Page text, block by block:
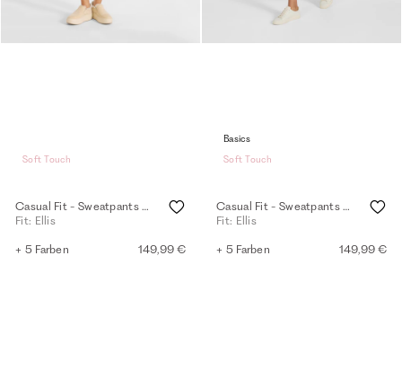
Soft Touch
Casual Fit - Sweatpants - mink
Fit: Ellis
+ 5 Farben 149,99 €
Basics
Soft Touch
Casual Fit - Sweatpants - black
Fit: Ellis
+ 5 Farben 149,99 €